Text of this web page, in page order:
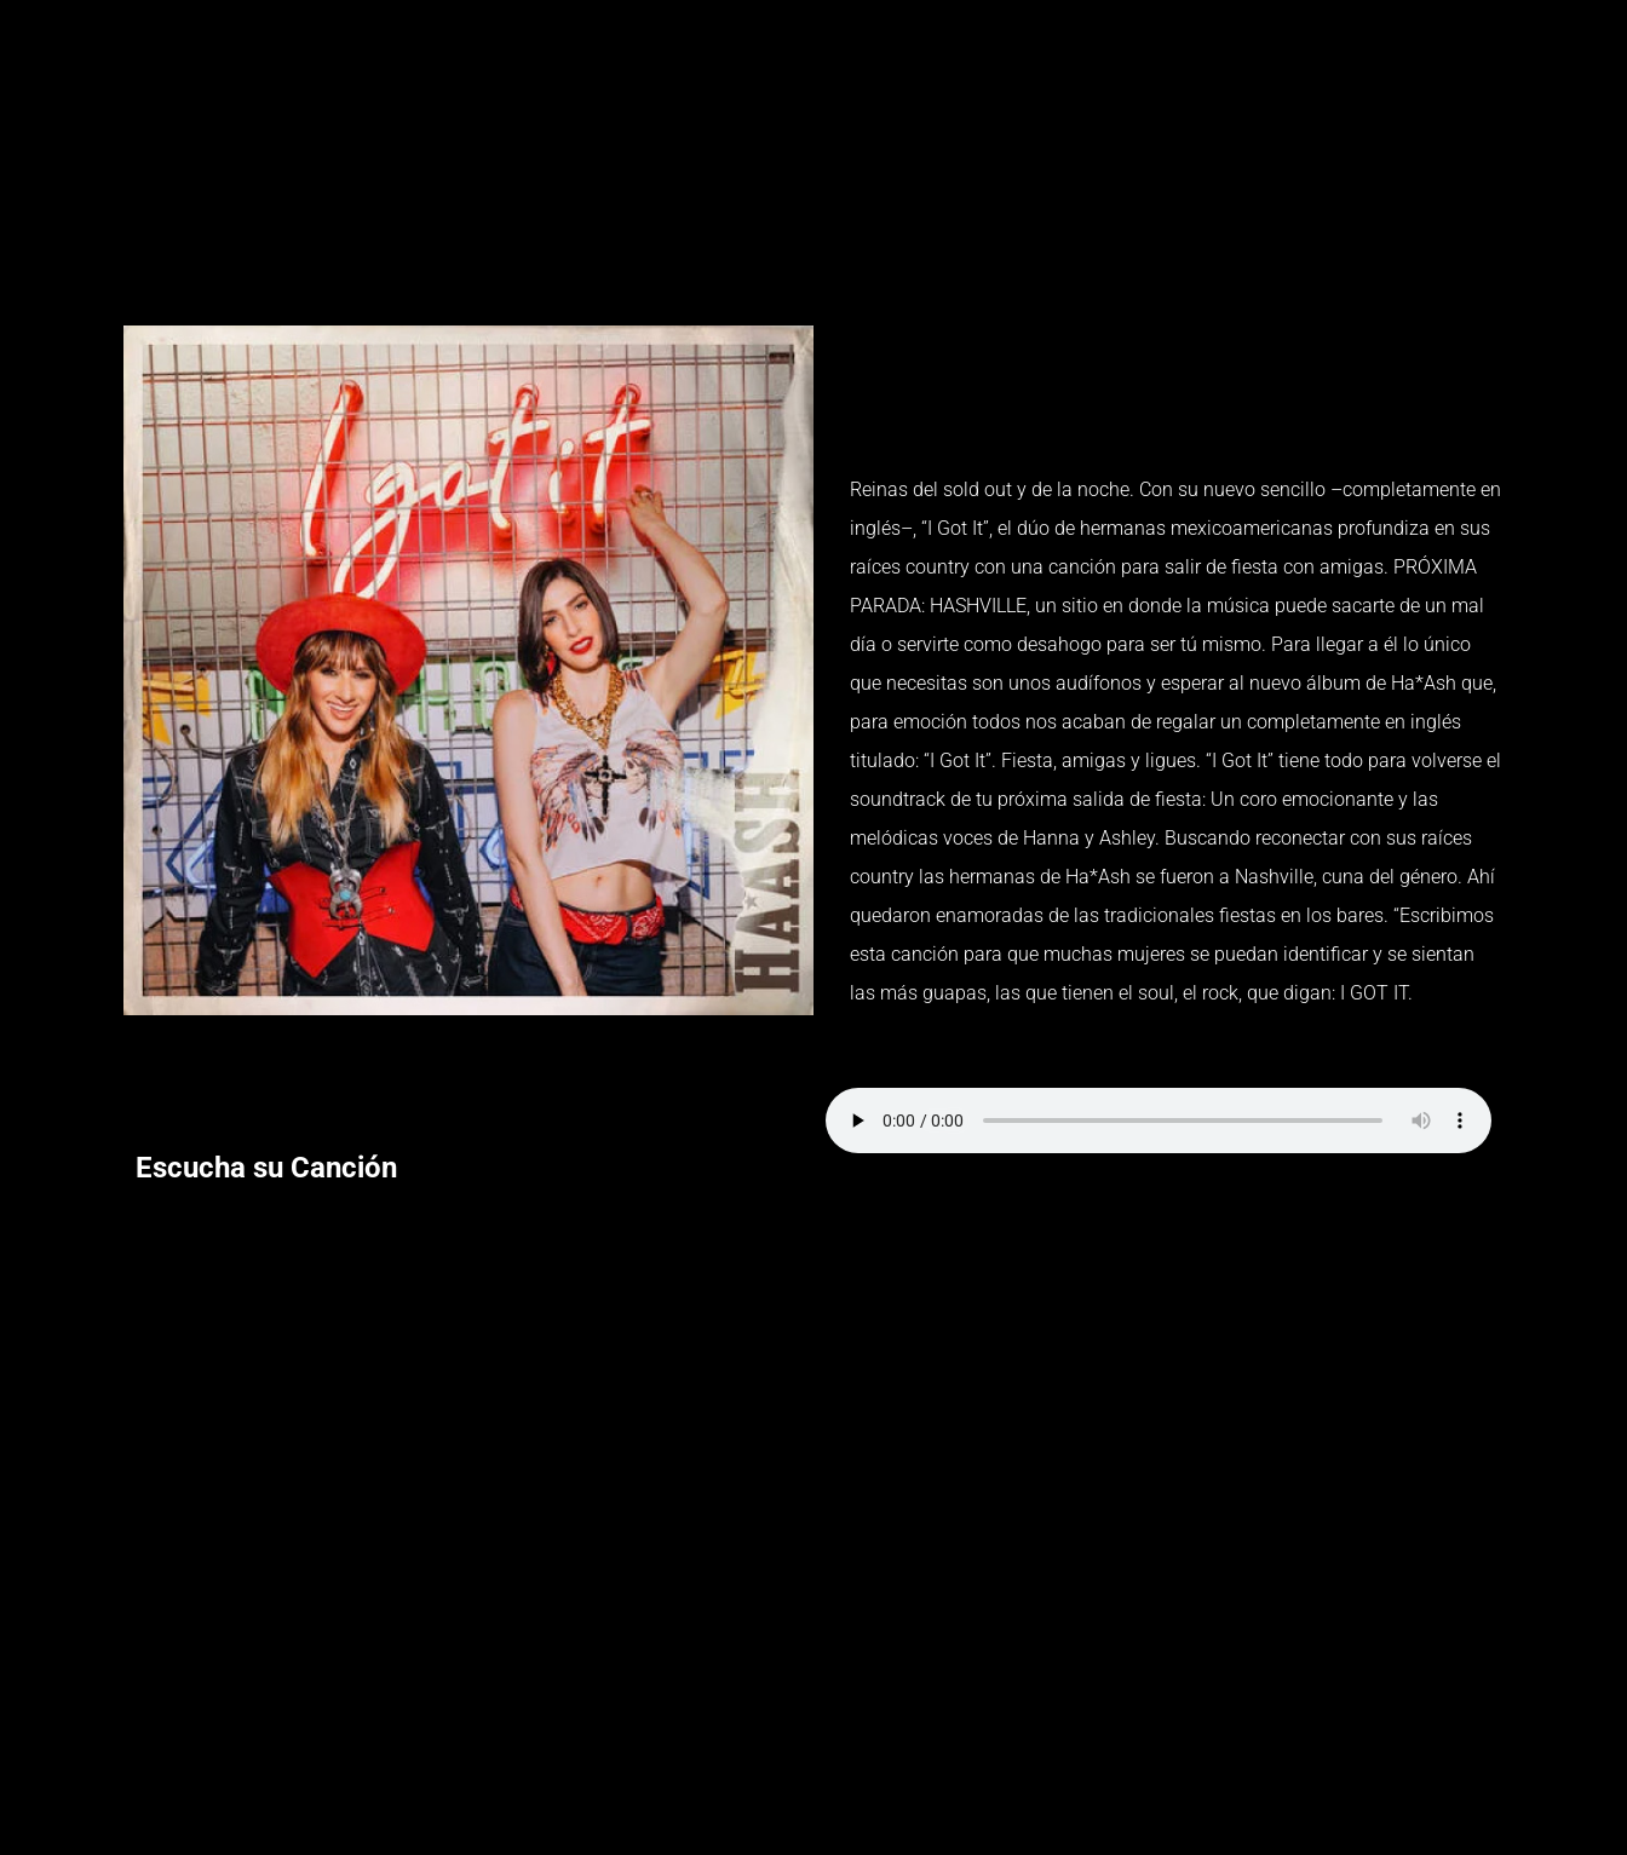
Reinas del sold out y de la noche. Con su nuevo sencillo –completamente en
inglés–, “I Got It”, el dúo de hermanas mexicoamericanas profundiza en sus
raíces country con una canción para salir de fiesta con amigas. PRÓXIMA
PARADA: HASHVILLE, un sitio en donde la música puede sacarte de un mal
día o servirte como desahogo para ser tú mismo. Para llegar a él lo único
que necesitas son unos audífonos y esperar al nuevo álbum de Ha*Ash que,
para emoción todos nos acaban de regalar un completamente en inglés
titulado: “I Got It”. Fiesta, amigas y ligues. “I Got It” tiene todo para volverse el
soundtrack de tu próxima salida de fiesta: Un coro emocionante y las
melódicas voces de Hanna y Ashley. Buscando reconectar con sus raíces
country las hermanas de Ha*Ash se fueron a Nashville, cuna del género. Ahí
quedaron enamoradas de las tradicionales fiestas en los bares. “Escribimos
esta canción para que muchas mujeres se puedan identificar y se sientan
las más guapas, las que tienen el soul, el rock, que digan: I GOT IT.
Escucha su Canción